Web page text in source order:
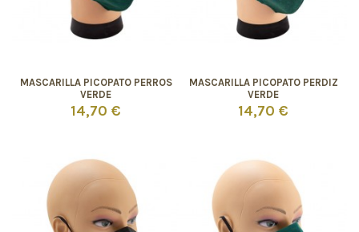
MASCARILLA PICOPATO PERROS
VERDE
14,70 €
MASCARILLA PICOPATO PERDIZ
VERDE
14,70 €